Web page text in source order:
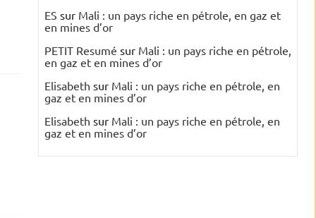
ES sur Mali : un pays riche en pétrole, en gaz et
en mines d’or
PETIT Resumé sur Mali : un pays riche en pétrole,
en gaz et en mines d’or
Elisabeth sur Mali : un pays riche en pétrole, en
gaz et en mines d’or
Elisabeth sur Mali : un pays riche en pétrole, en
gaz et en mines d’or